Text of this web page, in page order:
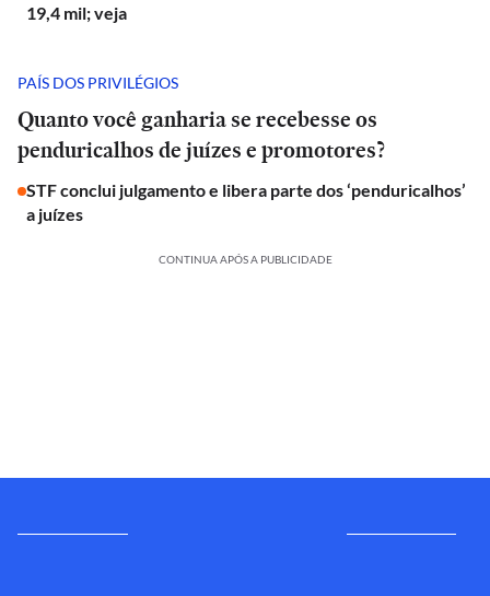
19,4 mil; veja
PAÍS DOS PRIVILÉGIOS
Quanto você ganharia se recebesse os
penduricalhos de juízes e promotores?
STF conclui julgamento e libera parte dos ‘penduricalhos’
a juízes
CONTINUA APÓS A PUBLICIDADE